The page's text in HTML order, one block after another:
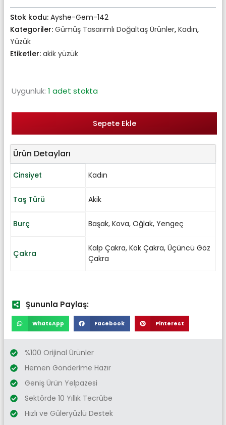
Stok kodu: Ayshe-Gem-142
Kategoriler: Gümüş Tasarımlı Doğaltaş Ürünler, Kadın,
Yüzük
Etiketler: akik yüzük
Uygunluk: 1 adet stokta
Sepete Ekle
Ürün Detayları
Cinsiyet Kadın
Taş Türü Akik
Burç Başak, Kova, Oğlak, Yengeç
Çakra
Kalp Çakra, Kök Çakra, Üçüncü Göz
Çakra
Şununla Paylaş:
WhatsApp Facebook Pinterest
%100 Orijinal Ürünler
Hemen Gönderime Hazır
Geniş Ürün Yelpazesi
Sektörde 10 Yıllık Tecrübe
Hızlı ve Güleryüzlü Destek